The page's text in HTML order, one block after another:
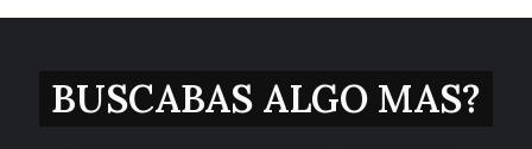
BUSCABAS ALGO MAS?